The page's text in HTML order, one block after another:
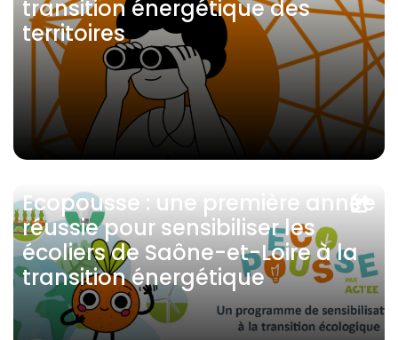
transition énergétique des
territoires
Ecopousse : une première année
réussie pour sensibiliser les
écoliers de Saône-et-Loire à la
transition énergétique